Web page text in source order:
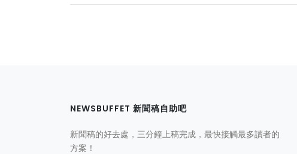
NEWSBUFFET 新聞稿自助吧
新聞稿的好去處，三分鐘上稿完成，最快接觸最多讀者的
方案！